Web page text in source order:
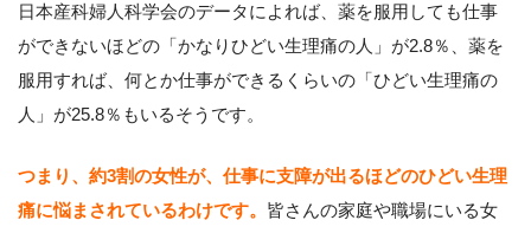
日本産科婦人科学会のデータによれば、薬を服用しても仕事
ができないほどの「かなりひどい生理痛の人」が2.8％、薬を
服用すれば、何とか仕事ができるくらいの「ひどい生理痛の
人」が25.8％もいるそうです。
つまり、約3割の女性が、仕事に支障が出るほどのひどい生理
痛に悩まされているわけです。 皆さんの家庭や職場にいる女